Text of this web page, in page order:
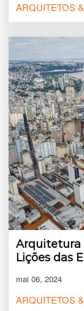
ARQUITETOS
Arquitetura
Lições das
mai 06, 2024
ARQUITETOS